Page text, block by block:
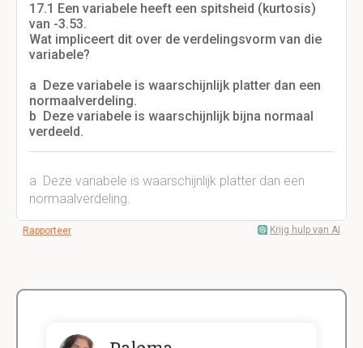
17.1 Een variabele heeft een spitsheid (kurtosis)
van -3.53.
Wat impliceert dit over de verdelingsvorm van die
variabele?
a Deze variabele is waarschijnlijk platter dan een
normaalverdeling.
b Deze variabele is waarschijnlijk bijna normaal
verdeeld.
a Deze variabele is waarschijnlijk platter dan een
normaalverdeling.
Rapporteer Krijg hulp van AI